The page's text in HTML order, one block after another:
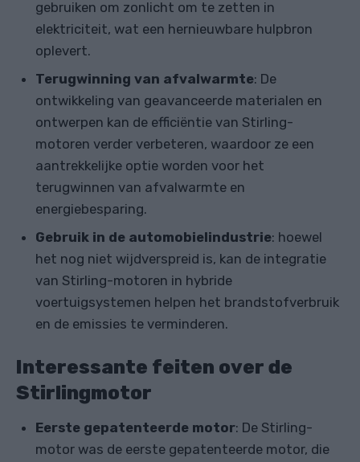
gebruiken om zonlicht om te zetten in
elektriciteit, wat een hernieuwbare hulpbron
oplevert.
Terugwinning van afvalwarmte: De
ontwikkeling van geavanceerde materialen en
ontwerpen kan de efficiëntie van Stirling-
motoren verder verbeteren, waardoor ze een
aantrekkelijke optie worden voor het
terugwinnen van afvalwarmte en
energiebesparing.
Gebruik in de automobielindustrie: hoewel
het nog niet wijdverspreid is, kan de integratie
van Stirling-motoren in hybride
voertuigsystemen helpen het brandstofverbruik
en de emissies te verminderen.
Interessante feiten over de
Stirlingmotor
Eerste gepatenteerde motor: De Stirling-
motor was de eerste gepatenteerde motor, die